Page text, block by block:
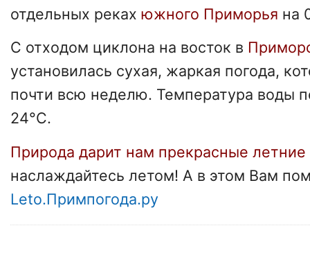
отдельных реках южного Приморья на
С отходом циклона на восток в
установилась сухая, жаркая погода,
почти всю неделю. Температура воды
24°C.
Природа дарит нам прекрасные летние
наслаждайтесь летом! А в этом Вам
Leto.Примпогода.ру